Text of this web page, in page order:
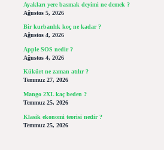
Ayakları yere basmak deyimi ne demek ?
Ağustos 5, 2026
Bir kurbanlık koç ne kadar ?
Ağustos 4, 2026
Apple SOS nedir ?
Ağustos 4, 2026
Kükürt ne zaman atılır ?
Temmuz 27, 2026
Mango 2XL kaç beden ?
Temmuz 25, 2026
Klasik ekonomi teorisi nedir ?
Temmuz 25, 2026